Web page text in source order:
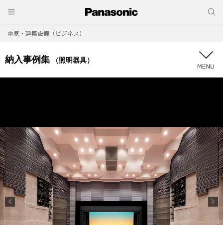
電気・建築設備（ビジネス）
納入事例集 （照明器具）